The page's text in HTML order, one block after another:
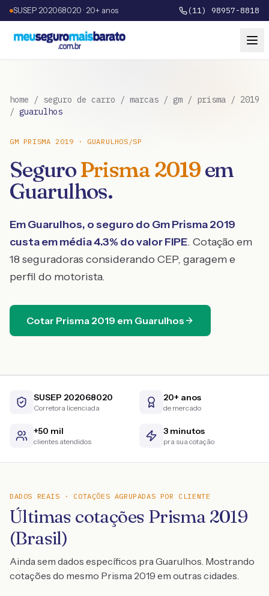
SUSEP 202068020 · 20+ anos (11) 98957-8818
home / seguro de carro / marcas / gm / prisma / 2019
/ guarulhos
GM PRISMA 2019 · GUARULHOS /SP
SeguroPrisma2019em
Guarulhos.
EmGuarulhos, o seguro do GmPrisma2019
custa em média4.3% do valor FIPE. Cotação em
18 seguradoras considerando CEP, garagem e
perfil do motorista.
Cotar Prisma 2019 em Guarulhos
SUSEP 202068020
Corretora licenciada
20+ anos
de mercado
+50 mil
clientes atendidos
3 minutos
pra sua cotação
DADOS REAIS · COTAÇÕES AGRUPADAS POR CLIENTE
Últimas cotações Prisma 2019
(Brasil)
Ainda sem dados específicos pra Guarulhos. Mostrando
cotações do mesmo Prisma 2019 em outras cidades.